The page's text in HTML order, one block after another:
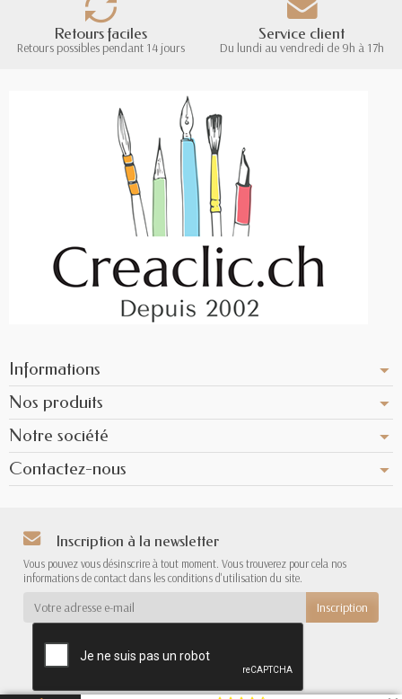
Retours faciles
Retours possibles pendant 14 jours
Service client
Du lundi au vendredi de 9h à 17h
Informations
Nos produits
Notre société
Contactez-nous
Inscription à la newsletter
Vous pouvez vous désinscrire à tout moment. Vous trouverez pour cela nos
informations de contact dans les conditions d'utilisation du site.